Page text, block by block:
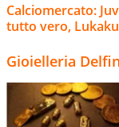
Calciomercato:
tutto vero,
Gioielleria